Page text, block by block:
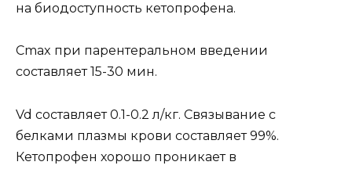
на биодоступность кетопрофена.
Cmax при парентеральном введении
составляет 15-30 мин.
Vd составляет 0.1-0.2 л/кг. Связывание с
белками плазмы крови составляет 99%.
Кетопрофен хорошо проникает в